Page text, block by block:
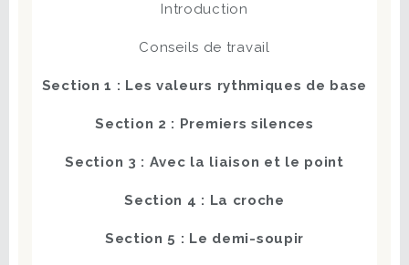
Introduction
Conseils de travail
Section 1 : Les valeurs rythmiques de base
Section 2 : Premiers silences
Section 3 : Avec la liaison et le point
Section 4 : La croche
Section 5 : Le demi-soupir